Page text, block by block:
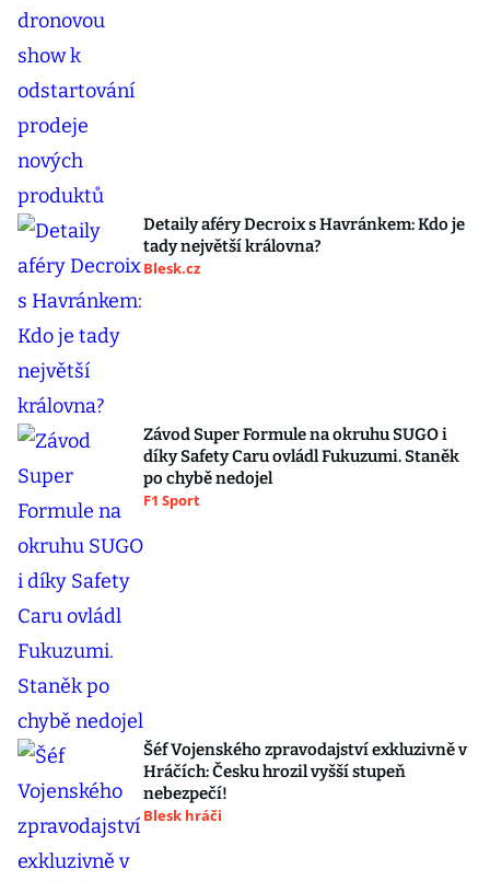
Detaily aféry Decroix s Havránkem: Kdo je
tady největší královna?
Blesk.cz
Závod Super Formule na okruhu SUGO i
díky Safety Caru ovládl Fukuzumi. Staněk
po chybě nedojel
F1 Sport
Šéf Vojenského zpravodajství exkluzivně v
Hráčích: Česku hrozil vyšší stupeň
nebezpečí!
Blesk hráči